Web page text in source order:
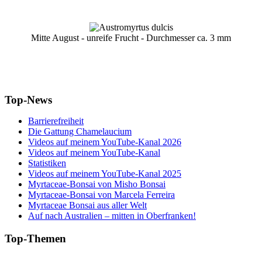
Mitte August - unreife Frucht - Durchmesser ca. 3 mm
Top-News
Barrierefreiheit
Die Gattung Chamelaucium
Videos auf meinem YouTube-Kanal 2026
Videos auf meinem YouTube-Kanal
Statistiken
Videos auf meinem YouTube-Kanal 2025
Myrtaceae-Bonsai von Misho Bonsai
Myrtaceae-Bonsai von Marcela Ferreira
Myrtaceae Bonsai aus aller Welt
Auf nach Australien – mitten in Oberfranken!
Top-Themen